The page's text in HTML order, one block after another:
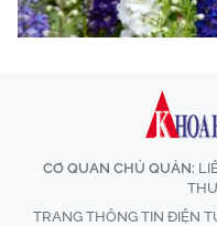
CƠ QUAN CHỦ QUẢN:
TRANG THÔNG TIN ĐIỆN